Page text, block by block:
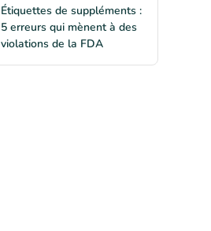
Étiquettes de suppléments :
5 erreurs qui mènent à des
violations de la FDA